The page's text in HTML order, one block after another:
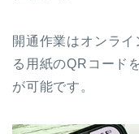
開通作業はオンラ
る用紙のQRコード
が可能です。